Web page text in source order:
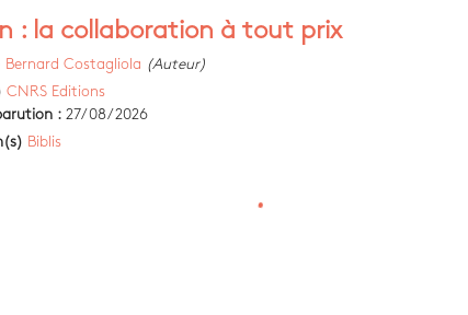
: la collaboration à tout prix
Bernard Costagliola (Auteur)
CNRS Editions
: 27/08/2026
Biblis